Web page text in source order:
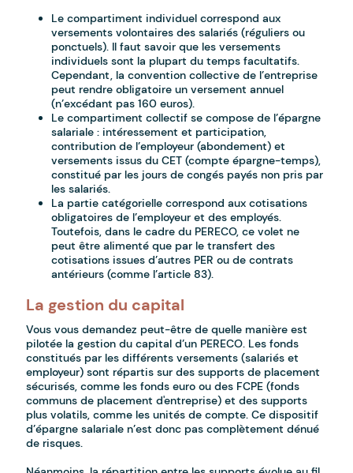
Le compartiment individuel correspond aux
versements volontaires des salariés (réguliers ou
ponctuels). Il faut savoir que les versements
individuels sont la plupart du temps facultatifs.
Cependant, la convention collective de l’entreprise
peut rendre obligatoire un versement annuel
(n’excédant pas 160 euros).
Le compartiment collectif se compose de l’épargne
salariale : intéressement et participation,
contribution de l’employeur (abondement) et
versements issus du CET (compte épargne-temps),
constitué par les jours de congés payés non pris par
les salariés.
La partie catégorielle correspond aux cotisations
obligatoires de l’employeur et des employés.
Toutefois, dans le cadre du PERECO, ce volet ne
peut être alimenté que par le transfert des
cotisations issues d’autres PER ou de contrats
antérieurs (comme l’article 83).
La gestion du capital
Vous vous demandez peut-être de quelle manière est
pilotée la gestion du capital d’un PERECO. Les fonds
constitués par les différents versements (salariés et
employeur) sont répartis sur des supports de placement
sécurisés, comme les fonds euro ou des FCPE (fonds
communs de placement d'entreprise) et des supports
plus volatils, comme les unités de compte. Ce dispositif
d’épargne salariale n’est donc pas complètement dénué
de risques.